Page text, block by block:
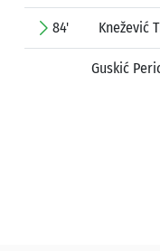
84' Knežević
Guskić